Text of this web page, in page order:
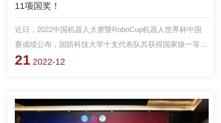
11项国奖！
近日，2022中国机器人大赛暨RoboCup机器人世界杯中国
赛成绩公布，国防科技大学十支代表队共获得国家级一等奖
6项，二等奖3项，三等奖2项。本次大赛共计21个大项，49
科学学院代表队在无人机挑战赛、救援机器人赛项各获得一
等奖2项，在水下机器人赛项与智能车挑战赛各获一等奖1
21 2022-12